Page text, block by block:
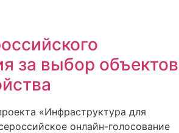
за выбор объектов
«Инфраструктура для
онлайн-голосование